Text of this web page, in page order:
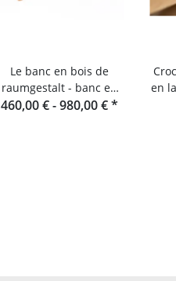
Le banc en bois de
raumgestalt - banc en
lamelles de chêne
460,00 € -980,00 €*
en